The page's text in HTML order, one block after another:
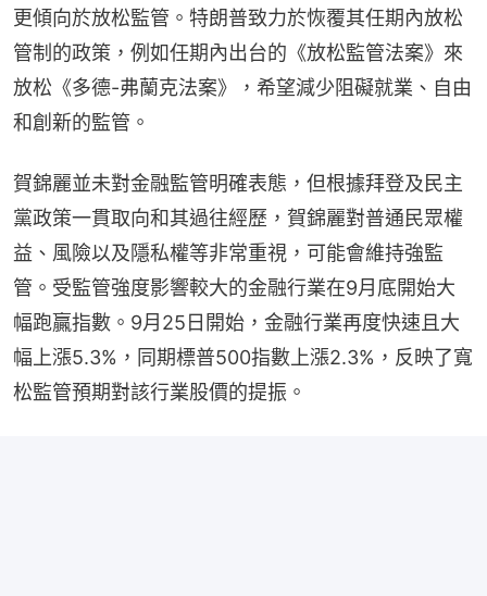
更傾向於放松監管。特朗普致力於恢覆其任期內放松
管制的政策，例如任期內出台的《放松監管法案》來
放松《多德-弗蘭克法案》，希望減少阻礙就業、自由
和創新的監管。
賀錦麗並未對金融監管明確表態，但根據拜登及民主
黨政策一貫取向和其過往經歷，賀錦麗對普通民眾權
益、風險以及隱私權等非常重視，可能會維持強監
管。受監管強度影響較大的金融行業在9月底開始大
幅跑贏指數。9月25日開始，金融行業再度快速且大
幅上漲5.3%，同期標普500指數上漲2.3%，反映了寬
松監管預期對該行業股價的提振。